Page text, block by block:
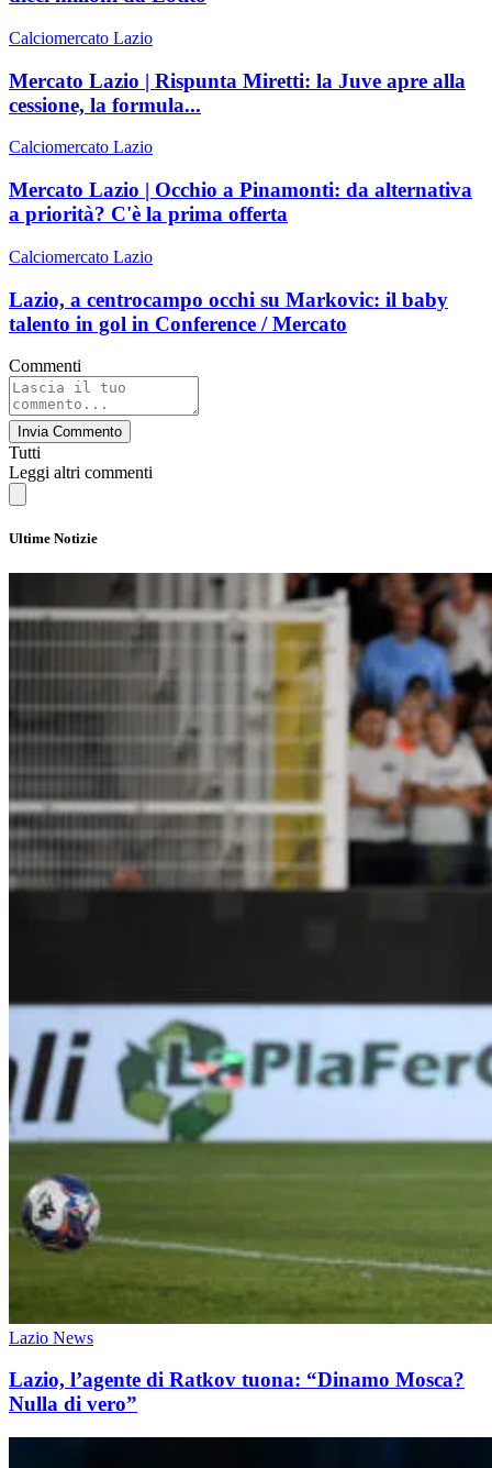
Calciomercato Lazio
Mercato Lazio | Rispunta Miretti: la Juve apre alla
cessione, la formula...
Calciomercato Lazio
Mercato Lazio | Occhio a Pinamonti: da alternativa
a priorità? C'è la prima offerta
Calciomercato Lazio
Lazio, a centrocampo occhi su Markovic: il baby
talento in gol in Conference / Mercato
Commenti
Invia Commento
Tutti
Leggi altri commenti
Ultime Notizie
Lazio News
Lazio, l’agente di Ratkov tuona: “Dinamo Mosca?
Nulla di vero”